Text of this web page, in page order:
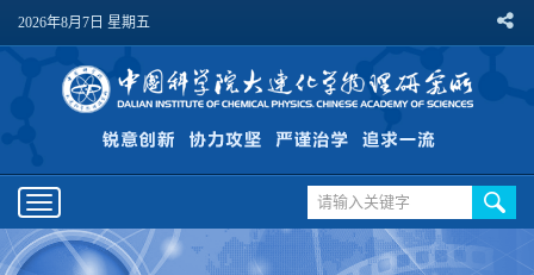
2026年8月7日 星期五
Toggle
navigation